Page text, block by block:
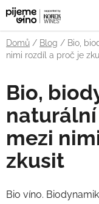
Přejít
na
obsah
Domů / Blog / Bio,
nimi rozdíl a proč je
Bio,
naturální
mezi
zkusit
Bio víno.